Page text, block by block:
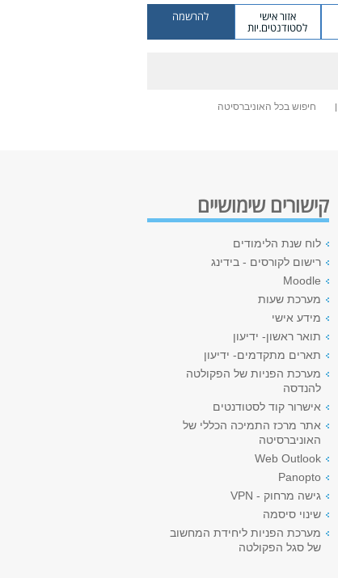
אזור אישי
לסטודנטים.יות
להרשמה
חיפוש בכל האוניברסיטה
קישורים שימושיים
לוח שנת הלימודים
רישום לקורסים - בידינג
Moodle
מערכת שעות
מידע אישי
תואר ראשון- ידיעון
תארים מתקדמים- ידיעון
מערכת הפניות של הפקולטה
להנדסה
אישרור קוד לסטודנטים
אתר מרכז התמיכה הכללי של
האוניברסיטה
Web Outlook
Panopto
גישה מרחוק - VPN
שינוי סיסמה
מערכת הפניות ליחידת המחשוב
של סגל הפקולטה